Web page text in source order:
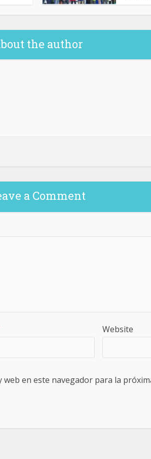
the author
a Comment
Website
en este navegador para la